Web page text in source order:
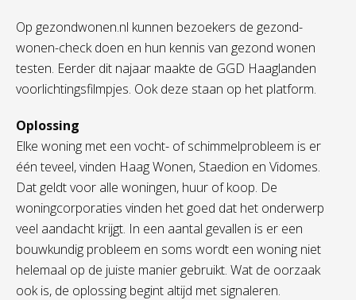
Op gezondwonen.nl kunnen bezoekers de gezond-
wonen-check doen en hun kennis van gezond wonen
testen. Eerder dit najaar maakte de GGD Haaglanden
voorlichtingsfilmpjes. Ook deze staan op het platform.
Oplossing
Elke woning met een vocht- of schimmelprobleem is er
één teveel, vinden Haag Wonen, Staedion en Vidomes.
Dat geldt voor alle woningen, huur of koop. De
woningcorporaties vinden het goed dat het onderwerp
veel aandacht krijgt. In een aantal gevallen is er een
bouwkundig probleem en soms wordt een woning niet
helemaal op de juiste manier gebruikt. Wat de oorzaak
ook is, de oplossing begint altijd met signaleren.